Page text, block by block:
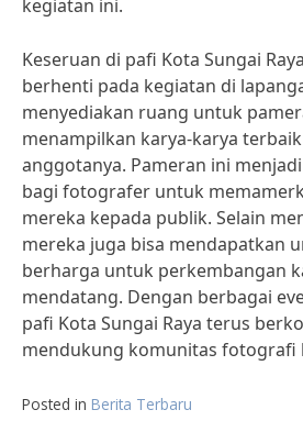
kegiatan ini.
Keseruan di pafi Kota Sungai
berhenti pada kegiatan di
menyediakan ruang untuk
menampilkan karya-karya
anggotanya. Pameran ini
bagi fotografer untuk
mereka kepada publik. Selain
mereka juga bisa mendapatkan
berharga untuk perkembangan
mendatang. Dengan berbagai
pafi Kota Sungai Raya terus
mendukung komunitas fotografi
Posted in Berita Terbaru